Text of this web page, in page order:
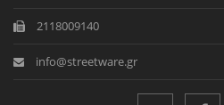
2118009140
info@streetware.gr